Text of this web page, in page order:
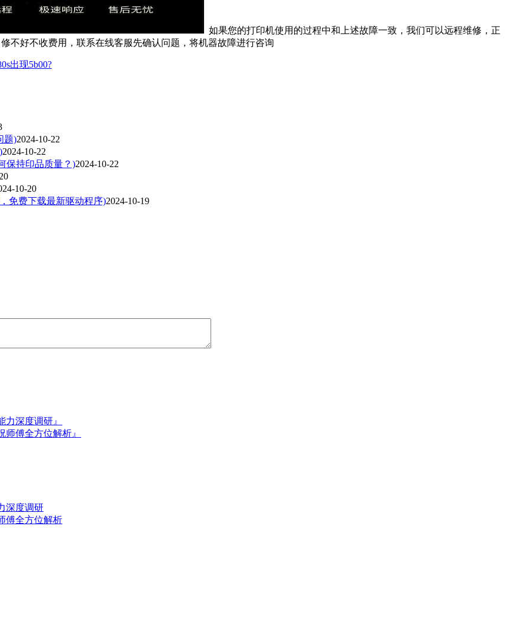
如果您的打印机使用的过程中和上述故障一致，我们可以远程维修，正
不好不收费用，联系在线客服先确认问题，将机器故障进行咨询
出现5b00?
题)2024-10-22
2024-10-22
保持印品质量？)2024-10-22
10-20
免费下载最新驱动程序)2024-10-19
力深度调研』
傅全方位解析』
深度调研
傅全方位解析